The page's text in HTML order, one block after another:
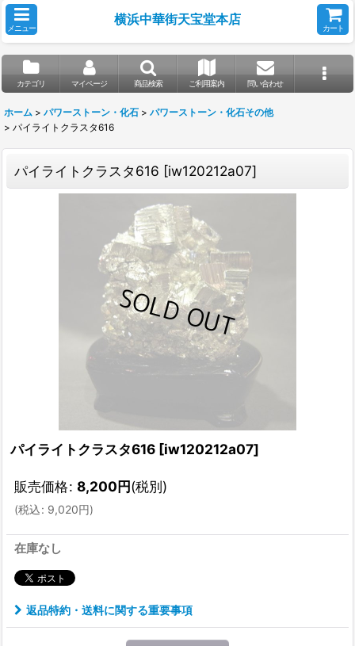
メニュー
横浜中華街天宝堂本店
カート
カテゴリ マイページ 商品検索 ご利用案内 問い合わせ
ホーム > パワーストーン・化石 > パワーストーン・化石その他
> パイライトクラスタ616
パイライトクラスタ616 [iw120212a07]
パイライトクラスタ616 [iw120212a07]
販売価格: 8,200円(税別)
(税込: 9,020円)
在庫なし
返品特約・送料に関する重要事項